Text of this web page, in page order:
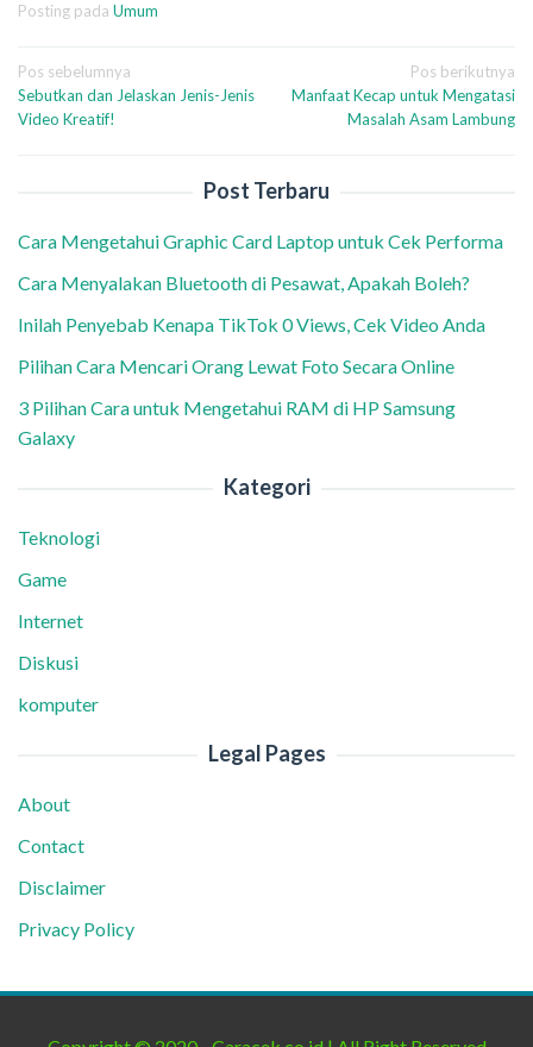
Posting pada Umum
Navigasi
pos
Pos sebelumnya
Sebutkan dan Jelaskan Jenis-Jenis
Video Kreatif!
Pos berikutnya
Manfaat Kecap untuk Mengatasi
Masalah Asam Lambung
Post Terbaru
Cara Mengetahui Graphic Card Laptop untuk Cek Performa
Cara Menyalakan Bluetooth di Pesawat, Apakah Boleh?
Inilah Penyebab Kenapa TikTok 0 Views, Cek Video Anda
Pilihan Cara Mencari Orang Lewat Foto Secara Online
3 Pilihan Cara untuk Mengetahui RAM di HP Samsung
Galaxy
Kategori
Teknologi
Game
Internet
Diskusi
komputer
Legal Pages
About
Contact
Disclaimer
Privacy Policy